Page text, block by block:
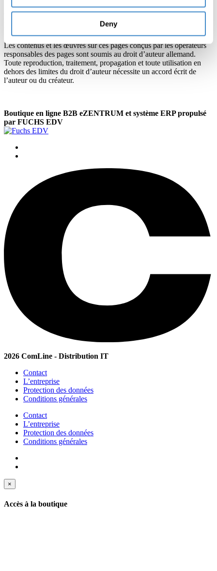
Deny
Au cas où des contenus passibles de contravention nous serons
notifiés, nous nous engageons à enlever les liens de ce genre au plus
Les contenus et les œuvres sur ces pages conçus par les opérateurs
responsables des pages sont soumis au droit d’auteur allemand.
Toute reproduction, traitement, propagation et toute utilisation en
dehors des limites du droit d’auteur nécessite un accord écrit de
l’auteur ou du créateur.
Boutique en ligne B2B eZENTRUM et système ERP propulsé
par FUCHS EDV
2026 ComLine - Distribution IT
Contact
L’entreprise
Protection des données
Conditions générales
Contact
L’entreprise
Protection des données
Conditions générales
×
Accès à la boutique